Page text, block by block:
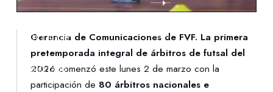
NOTIFICACIONES
NORMATIVAS
Gerencia de Comunicaciones de FVF. La primera
pretemporada integral de árbitros de futsal del
2026 comenzó este lunes 2 de marzo con la
participación de 80 árbitros nacionales e